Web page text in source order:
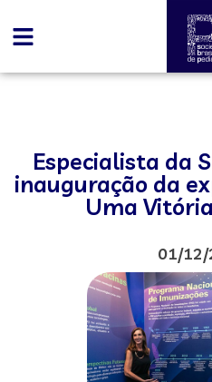
Especialista da
inauguração da
Uma
01/